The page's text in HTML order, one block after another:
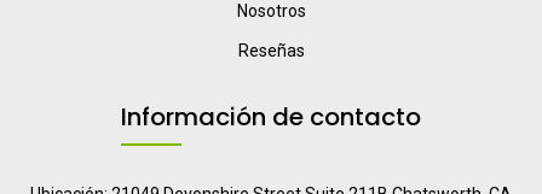
Nosotros
Reseñas
Información de contacto